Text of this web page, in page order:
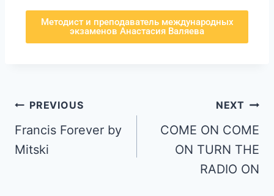
Методист и преподаватель международных
экзаменов Анастасия Валяева
PREVIOUS
Francis Forever by
Mitski
NEXT
COME ON COME
ON TURN THE
RADIO ON